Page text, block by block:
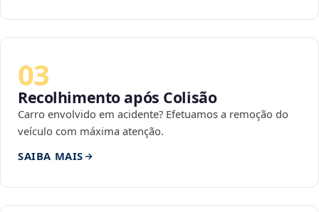
03
Recolhimento após Colisão
Carro envolvido em acidente? Efetuamos a remoção do
veículo com máxima atenção.
SAIBA MAIS